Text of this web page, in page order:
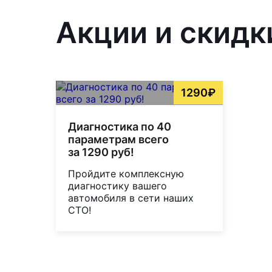
Акции и
1290₽
Диагностика по 40
параметрам всего
за 1290 руб!
Пройдите комплексную
диагностику вашего
автомобиля в сети наших
СТО!